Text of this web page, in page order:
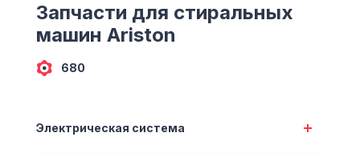
(044) 332 76 42
КАРТА
Запчасти для стиральных
машин Ariston
680
Электрическая система